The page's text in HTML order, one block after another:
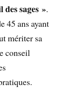
des sages ».
45 ans ayant
mériter sa
conseil